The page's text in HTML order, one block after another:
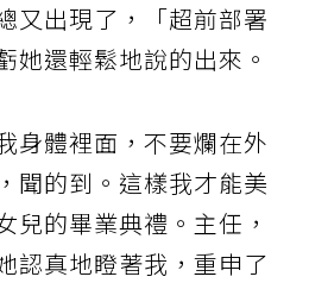
又出現了，「超前部署
她還輕鬆地說的出來。
身體裡面，不要爛在外
聞的到。這樣我才能美
兒的畢業典禮。主任，
認真地瞪著我，重申了